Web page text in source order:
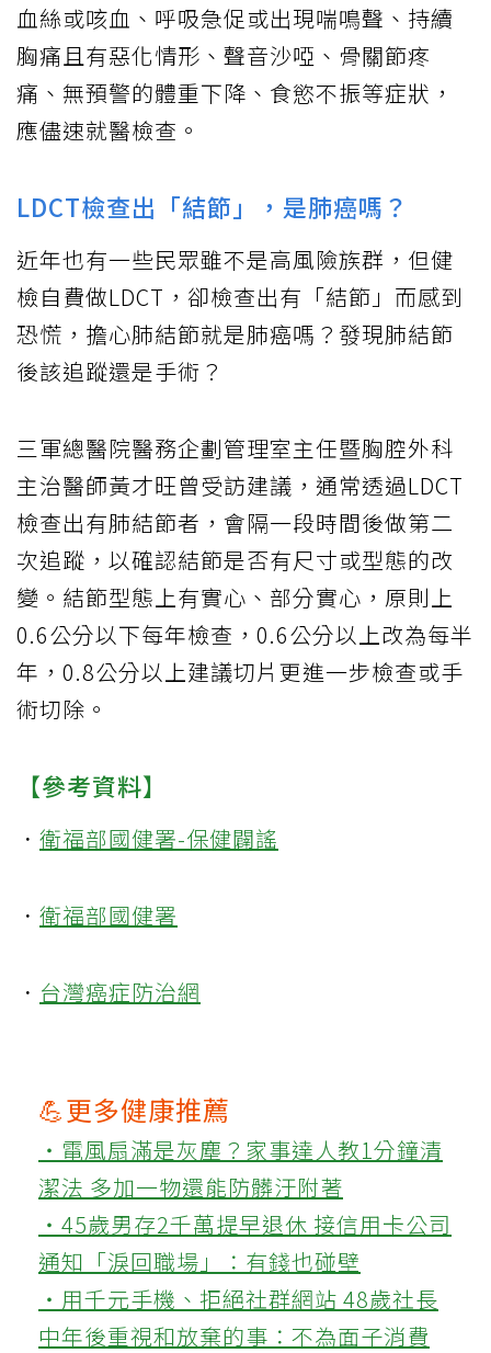
血絲或咳血、呼吸急促或出現喘鳴聲、持續
胸痛且有惡化情形、聲音沙啞、骨關節疼
痛、無預警的體重下降、食慾不振等症狀，
應儘速就醫檢查。
LDCT檢查出「結節」，是肺癌嗎？
近年也有一些民眾雖不是高風險族群，但健
檢自費做LDCT，卻檢查出有「結節」而感到
恐慌，擔心肺結節就是肺癌嗎？發現肺結節
後該追蹤還是手術？
三軍總醫院醫務企劃管理室主任暨胸腔外科
主治醫師黃才旺曾受訪建議，通常透過LDCT
檢查出有肺結節者，會隔一段時間後做第二
次追蹤，以確認結節是否有尺寸或型態的改
變。結節型態上有實心、部分實心，原則上
0.6公分以下每年檢查，0.6公分以上改為每半
年，0.8公分以上建議切片更進一步檢查或手
術切除。
【參考資料】
． 衛福部國健署-保健闢謠
． 衛福部國健署
． 台灣癌症防治網
💪更多健康推薦
‧電風扇滿是灰塵？家事達人教1分鐘清
潔法 多加一物還能防髒汙附著
‧45歲男存2千萬提早退休 接信用卡公司
通知「淚回職場」：有錢也碰壁
‧用千元手機、拒絕社群網站 48歲社長
中年後重視和放棄的事：不為面子消費